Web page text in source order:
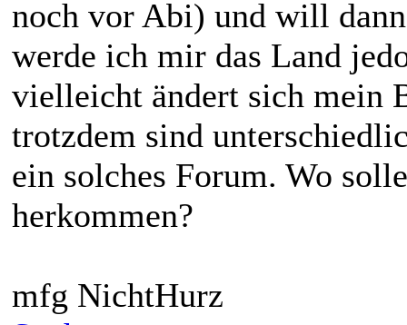
noch vor Abi) und will
werde ich mir das Land
vielleicht ändert sich mein
trotzdem sind
ein solches Forum. Wo
herkommen?
mfg NichtHurz